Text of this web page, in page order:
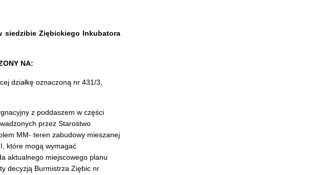
siedzibie Ziębickiego Inkubatora
NA:
działkę oznaczoną nr 431/3,
z poddaszem w części
przez Starostwo
MM- teren zabudowy mieszanej
które mogą wymagać
aktualnego miejscowego planu
decyzją Burmistrza Ziębic nr